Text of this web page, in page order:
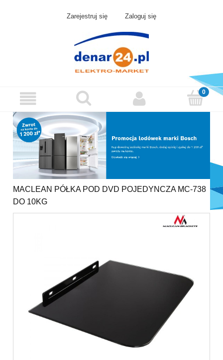
Zarejestruj się Zaloguj się
MACLEAN PÓŁKA POD DVD POJEDYNCZA MC-738
DO 10KG